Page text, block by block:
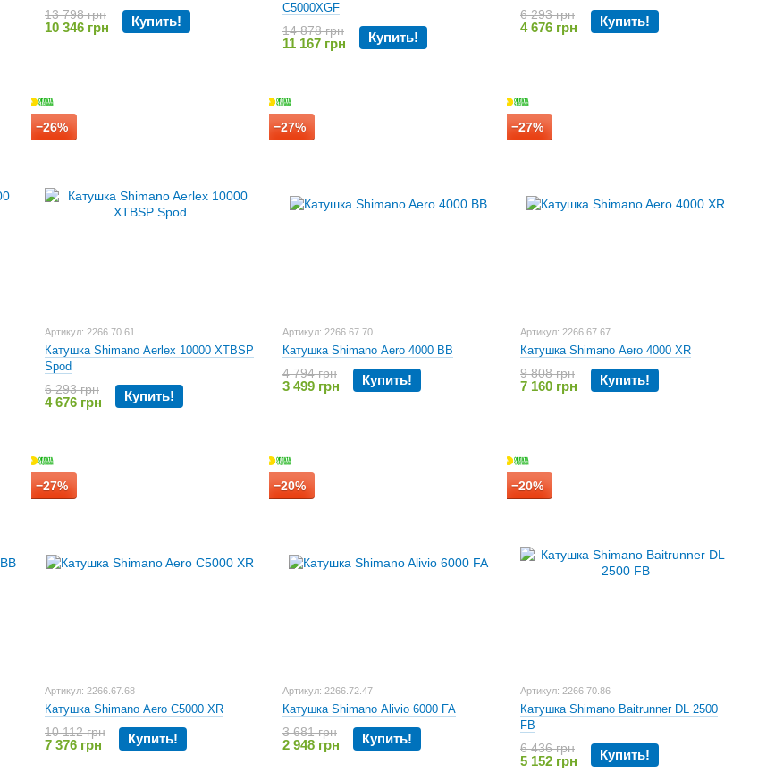
13 798 грн
10 346 грн Купить!
C5000XGF
14 878 грн
11 167 грн Купить!
6 293 грн
4 676 грн Купить!
−26%
Артикул: 2266.70.61
Катушка Shimano Aerlex 10000 XTBSP
Spod
6 293 грн
4 676 грн Купить!
−27%
Артикул: 2266.67.70
Катушка Shimano Aero 4000 BB
4 794 грн
3 499 грн Купить!
−27%
Артикул: 2266.67.67
Катушка Shimano Aero 4000 XR
9 808 грн
7 160 грн Купить!
−27%
Артикул: 2266.67.68
Катушка Shimano Aero C5000 XR
10 112 грн
7 376 грн Купить!
−20%
Артикул: 2266.72.47
Катушка Shimano Alivio 6000 FA
3 681 грн
2 948 грн Купить!
−20%
Артикул: 2266.70.86
Катушка Shimano Baitrunner DL 2500
FB
6 436 грн
5 152 грн Купить!